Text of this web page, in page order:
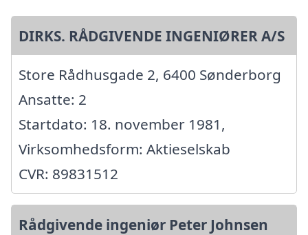
DIRKS. RÅDGIVENDE INGENIØRER A/S
Store Rådhusgade 2, 6400 Sønderborg
Ansatte: 2
Startdato: 18. november 1981,
Virksomhedsform: Aktieselskab
CVR: 89831512
Rådgivende ingeniør Peter Johnsen